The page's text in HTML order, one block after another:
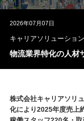
2026年07月07日
キャリアソリューショ
物流業界特化の人材
株式会社キャリアソリ
化により2025年度売上